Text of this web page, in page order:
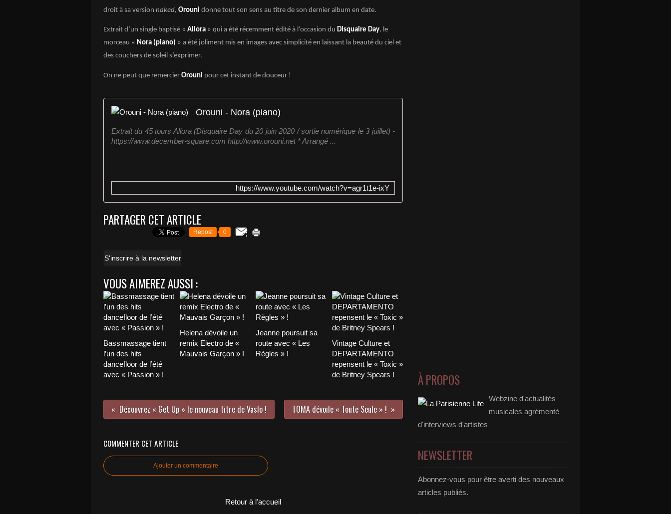
droit à sa version naked, Orouni donne tout son sens au titre de son dernier album en date.
Extrait d’un single baptisé « Allora » qui a été récemment édité à l’occasion du Disquaire Day, le
morceau « Nora (piano) » a été joliment mis en images avec simplicité en laissant la beauté du ciel et
des couchers de soleil s’exprimer.
On ne peut que remercier Orouni pour cet instant de douceur !
Orouni - Nora (piano)
Extrait du 45 tours Allora (Disquaire Day du 20 juin 2020 / sortie numérique le 3 juillet) -
https://www.december-square.com http://www.orouni.net * Arrangé ...
https://www.youtube.com/watch?v=agr1t1e-ixY
PARTAGER CET ARTICLE
Repost 0
S'inscrire à la newsletter
VOUS AIMEREZ AUSSI :
Bassmassage tient
l’un des hits
dancefloor de l’été
avec « Passion » !
Helena dévoile un
remix Electro de «
Mauvais Garçon » !
Jeanne poursuit sa
route avec « Les
Règles » !
Vintage Culture et
DEPARTAMENTO
repensent le « Toxic »
de Britney Spears !
Découvrez « Get Up » le nouveau titre de Vaslo ! TOMA dévoile « Toute Seule » !
COMMENTER CET ARTICLE
Ajouter un commentaire
Retour à l'accueil
À PROPOS
Webzine d'actualités
musicales agrémenté
d'interviews d'artistes
NEWSLETTER
Abonnez-vous pour être averti des nouveaux
articles publiés.